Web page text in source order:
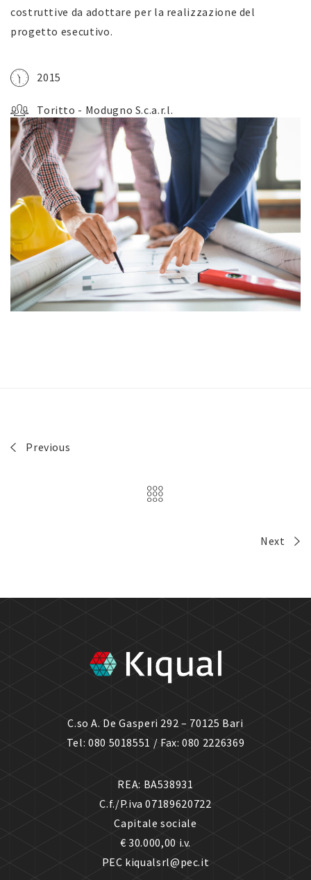
costruttive da adottare per la realizzazione del
progetto esecutivo.
2015
Toritto - Modugno S.c.a.r.l.
Previous
Next
C.so A. De Gasperi 292 – 70125 Bari
Tel: 080 5018551 / Fax: 080 2226369
REA: BA538931
C.f./P.iva 07189620722
Capitale sociale
€ 30.000,00 i.v.
PEC kiqualsrl@pec.it